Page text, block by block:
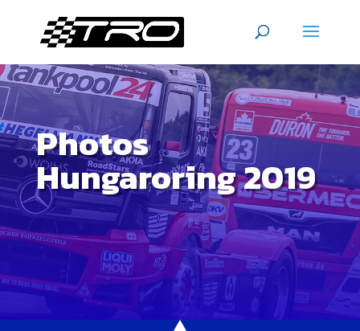
Photos
Hungaroring 2019